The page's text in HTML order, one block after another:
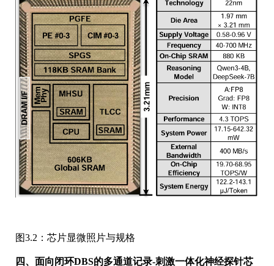
图3.2：芯片显微照片与规格
四、面向闭环DBS的多通道记录-刺激一体化神经探针芯